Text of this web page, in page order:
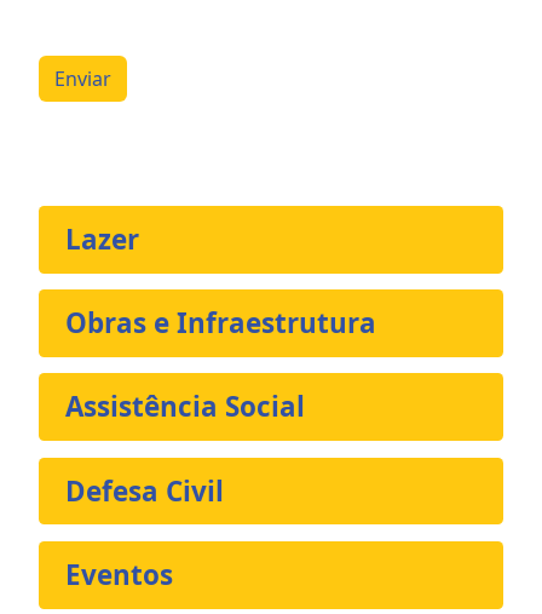
Enviar
Lazer
Obras e Infraestrutura
Assistência Social
Defesa Civil
Eventos